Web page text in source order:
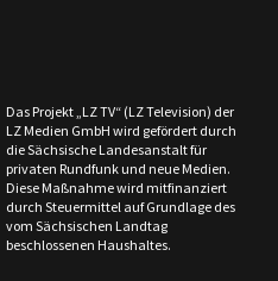
Das Projekt „LZ TV“ (LZ Television) der
LZ Medien GmbH wird gefördert durch
die Sächsische Landesanstalt für
privaten Rundfunk und neue Medien.
Diese Maßnahme wird mitfinanziert
durch Steuermittel auf Grundlage des
vom Sächsischen Landtag
beschlossenen Haushaltes.